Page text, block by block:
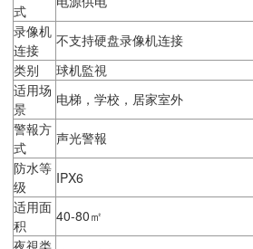
式
录像机
连接
不支持硬盘录像机连接
类别
球机監視
适用场
景
电梯，学校，居家室外
警報方
式
声光警報
防水等
级
IPX6
适用面
积
40-80㎡
夜視类